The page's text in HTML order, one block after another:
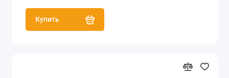
Купить